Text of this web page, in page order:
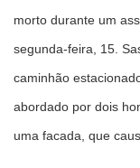
morto durante um
segunda-feira, 15.
caminhão
abordado por dois
uma facada, que